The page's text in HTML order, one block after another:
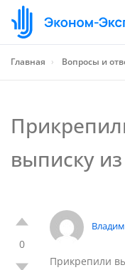
Главная › Вопросы и
выписку
0
Прикрепили